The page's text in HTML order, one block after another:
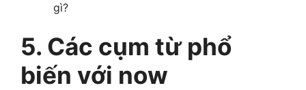
gì?
5. Các cụm từ phổ
biến với now